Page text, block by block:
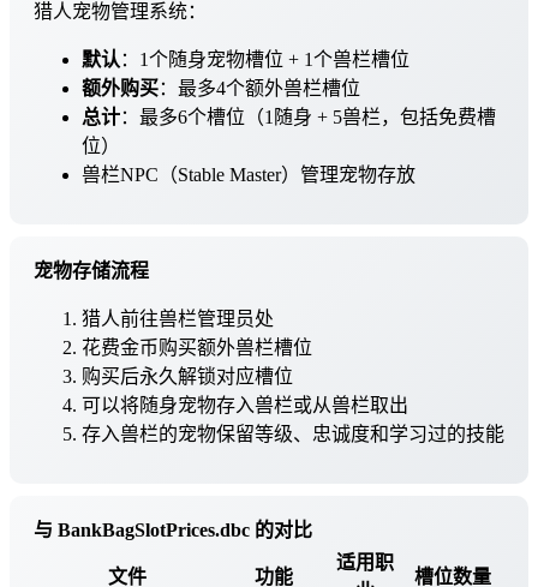
猎人宠物管理系统：
默认 ：1个随身宠物槽位 + 1个兽栏槽位
额外购买：最多4个额外兽栏槽位
总计：最多6个槽位（1随身 + 5兽栏，包括免费槽
位）
兽栏NPC（Stable Master）管理宠物存放
宠物存储流程
猎人前往兽栏管理员处
花费金币购买额外兽栏槽位
购买后永久解锁对应槽位
可以将随身宠物存入兽栏或从兽栏取出
存入兽栏的宠物保留等级、忠诚度和学习过的技能
与 BankBagSlotPrices.dbc 的对比
文件 功能
适用职
槽位数量